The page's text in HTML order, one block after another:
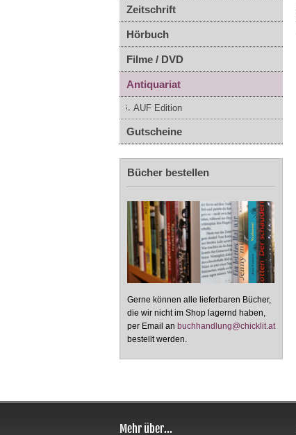
Zeitschrift
Hörbuch
Filme / DVD
Antiquariat
AUF Edition
Gutscheine
Bücher bestellen
Gerne können alle lieferbaren Bücher,
die wir nicht im Shop lagernd haben,
per Email an buchhandlung@chicklit.at
bestellt werden.
Mehr über...